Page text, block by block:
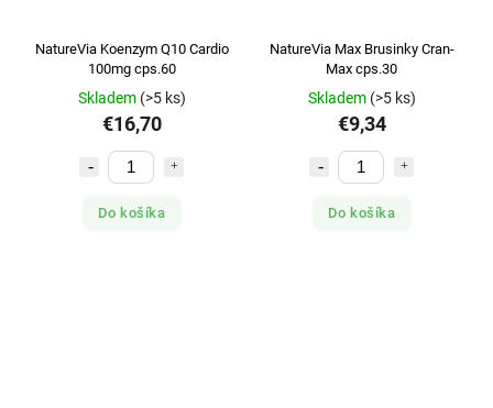
NatureVia Koenzym Q10 Cardio
100mg cps.60
Skladem (>5 ks)
€16,70
Do košíka
NatureVia Max Brusinky Cran-
Max cps.30
Skladem (>5 ks)
€9,34
Do košíka